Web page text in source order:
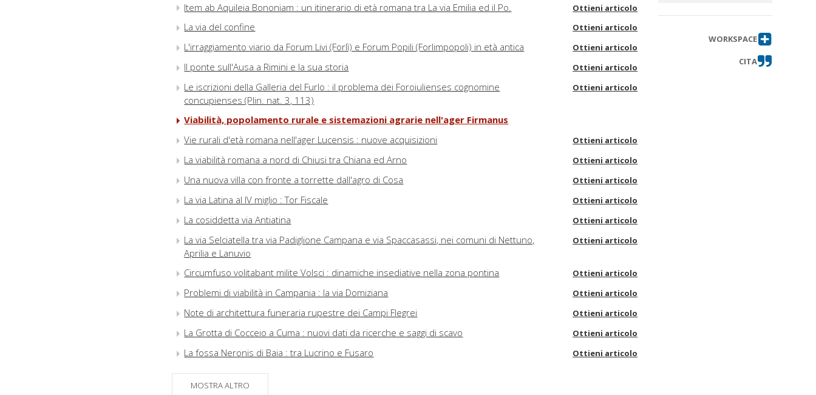
Item ab Aquileia Bononiam : un itinerario di età romana tra La via Emilia ed il Po. Ottieni articolo
La via del confine Ottieni articolo
L'irraggiamento viario da Forum Livi (Forlì) e Forum Popili (Forlimpopoli) in età antica Ottieni articolo
Il ponte sull'Ausa a Rimini e la sua storia Ottieni articolo
Le iscrizioni della Galleria del Furlo : il problema dei Foroiulienses cognomine
concupienses (Plin. nat. 3, 113)
Ottieni articolo
Viabilità, popolamento rurale e sistemazioni agrarie nell'ager Firmanus
Vie rurali d'età romana nell'ager Lucensis : nuove acquisizioni
Ottieni articolo
La viabilità romana a nord di Chiusi tra Chiana ed Arno Ottieni articolo
Una nuova villa con fronte a torrette dall'agro di Cosa Ottieni articolo
La via Latina al IV miglio : Tor Fiscale Ottieni articolo
La cosiddetta via Antiatina Ottieni articolo
La via Selciatella tra via Padiglione Campana e via Spaccasassi, nei comuni di Nettuno,
Aprilia e Lanuvio
Ottieni articolo
Circumfuso volitabant milite Volsci : dinamiche insediative nella zona pontina Ottieni articolo
Problemi di viabilità in Campania : la via Domiziana Ottieni articolo
Note di architettura funeraria rupestre dei Campi Flegrei Ottieni articolo
La Grotta di Cocceio a Cuma : nuovi dati da ricerche e saggi di scavo Ottieni articolo
La fossa Neronis di Baia : tra Lucrino e Fusaro Ottieni articolo
Per viscera rupis : vie pubbliche e private in galleria, in tagliata e in trincea di Surrentum
MOSTRA ALTRO
WORKSPACE
CITA